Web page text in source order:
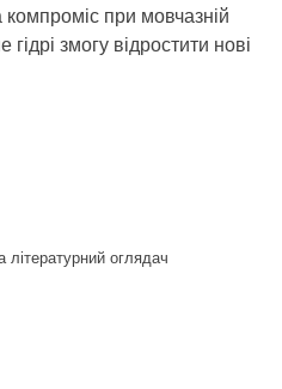
при мовчазній
гідрі змогу відростити нові
літературний оглядач